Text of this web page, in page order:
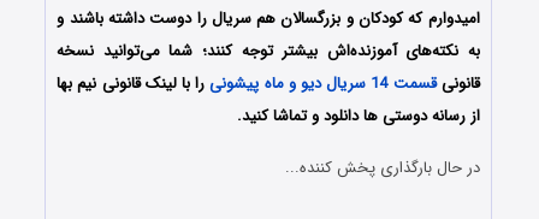
امیدوارم که کودکان و بزرگسالان هم سریال را دوست داشته باشند و
به نکته‌های آموزنده‌اش بیشتر توجه کنند؛ شما می‌توانید نسخه
قانونیقسمت 14 سریال دیو و ماه پیشونی
را با لینک قانونی نیم بها
از رسانه دوستی ها دانلود و تماشا کنید.
در حال بارگذاری پخش کننده...